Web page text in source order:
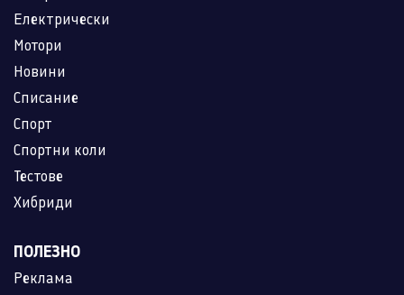
Електрически
Мотори
Новини
Списание
Спорт
Спортни коли
Тестове
Хибриди
ПОЛЕЗНО
Реклама